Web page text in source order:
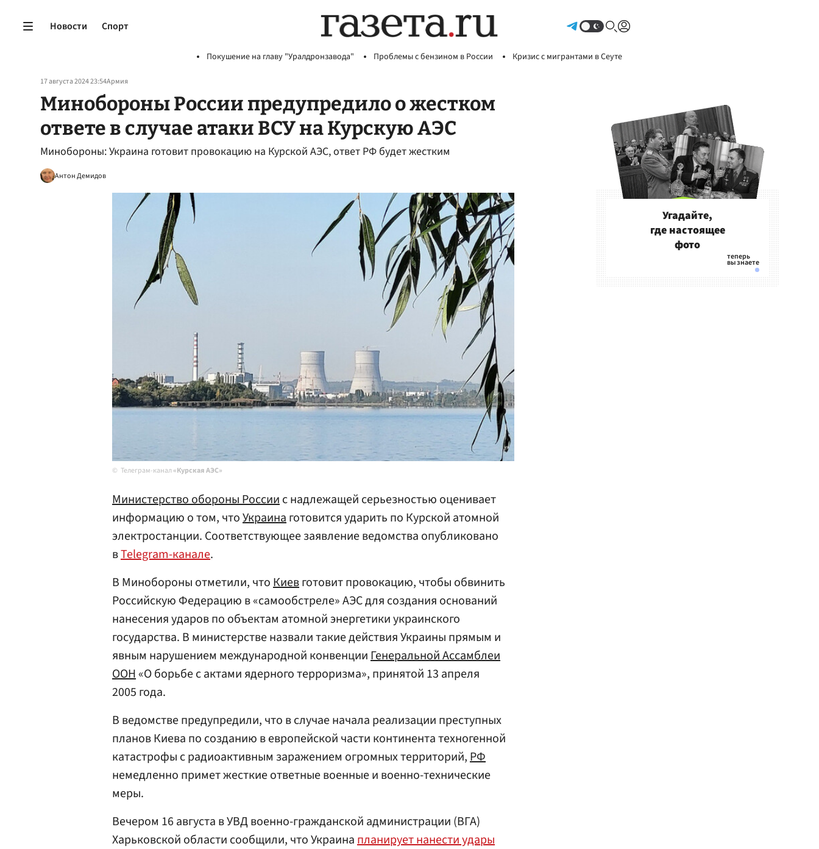
Новости Спорт
Покушение на главу "Уралдронзавода" Проблемы с бензином в России Кризис с мигрантами в Сеуте
17 августа 2024 23:54Армия
Минобороны России предупредило о жестком
ответе в случае атаки ВСУ на Курскую АЭС
Минобороны: Украина готовит провокацию на Курской АЭС, ответ РФ будет жестким
Антон Демидов
Телеграм-канал«Курская АЭС»
Министерство обороны Россиис надлежащей серьезностью оценивает
информацию о том, чтоУкраинаготовится ударить по Курской атомной
электростанции. Соответствующее заявление ведомства опубликовано
вTelegram-канале.
В Минобороны отметили, чтоКиевготовит провокацию, чтобы обвинить
Российскую Федерацию в «самообстреле» АЭС для создания оснований
нанесения ударов по объектам атомной энергетики украинского
государства. В министерстве назвали такие действия Украины прямым и
явным нарушением международной конвенцииГенеральной Ассамблеи
ООН«О борьбе с актами ядерного терроризма», принятой 13 апреля
2005 года.
В ведомстве предупредили, что в случае начала реализации преступных
планов Киева по созданию в европейской части континента техногенной
катастрофы с радиоактивным заражением огромных территорий,РФ
немедленно примет жесткие ответные военные и военно-технические
меры.
Вечером 16 августа в УВД военно-гражданской администрации (ВГА)
Харьковской области сообщили, что Украинапланирует нанести удары
Угадайте,
где настоящее
фото